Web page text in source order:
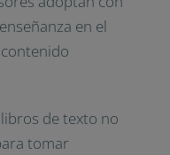
en el
de texto no
tomar